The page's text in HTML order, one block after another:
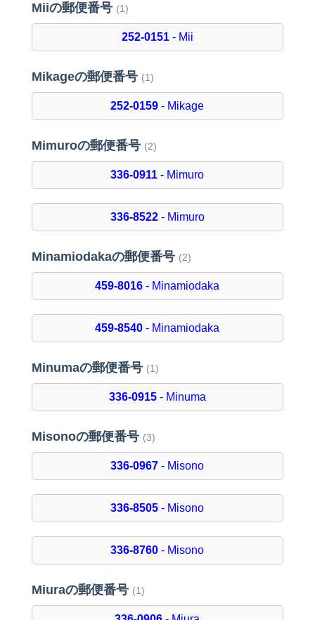
Miiの郵便番号 (1)
252-0151- Mii
Mikageの郵便番号 (1)
252-0159 - Mikage
Mimuroの郵便番号 (2)
336-0911 - Mimuro
336-8522- Mimuro
Minamiodakaの郵便番号 (2)
459-8016 - Minamiodaka
459-8540 - Minamiodaka
Minumaの郵便番号 (1)
336-0915- Minuma
Misonoの郵便番号 (3)
336-0967 - Misono
336-8505 - Misono
336-8760 - Misono
Miuraの郵便番号 (1)